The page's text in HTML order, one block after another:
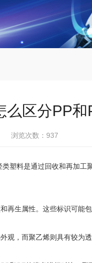
区分PP
浏览次数： 937
塑料是通过回收和再加
生属性。这些标识可能
观，而聚乙烯则具有较为